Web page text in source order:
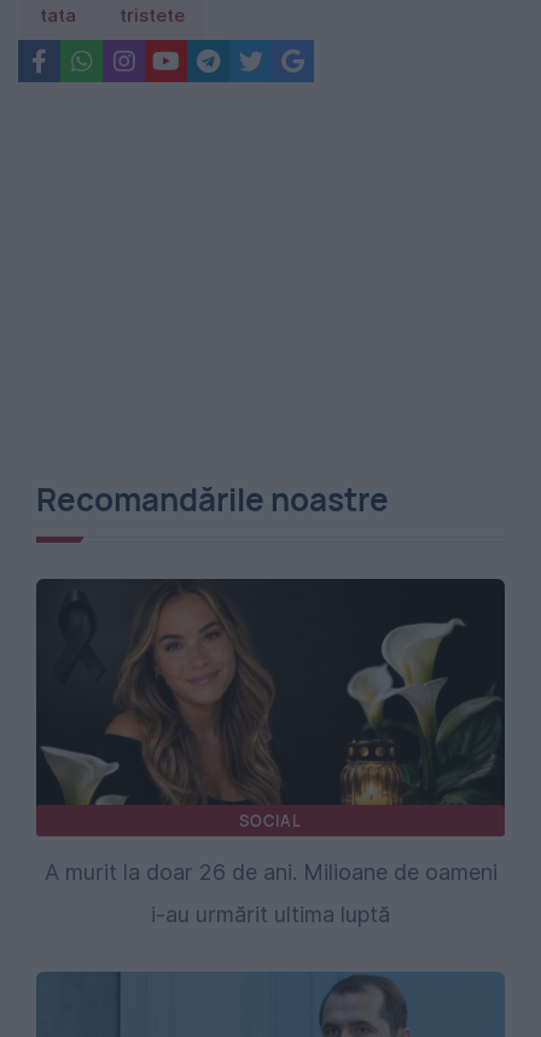
tata tristete
Recomandările noastre
SOCIAL
A murit la doar 26 de ani. Milioane de oameni
i-au urmărit ultima luptă